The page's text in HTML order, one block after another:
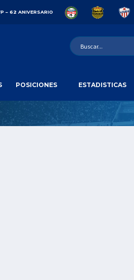
– 62 ANIVERSARIO
POSICIONES ESTADISTICAS